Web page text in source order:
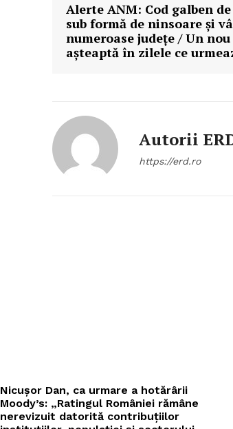
Alerte ANM: Cod galben
sub formă de ninsoare și
numeroase județe / Un
așteaptă în zilele ce
Autorii
https://erd.ro
Nicușor Dan, ca urmare a hotărârii
Moody’s: „Ratingul României rămâne
nerevizuit datorită contribuțiilor